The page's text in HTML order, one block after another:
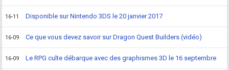
16-11 Disponible sur Nintendo 3DS le 20 janvier 2017
16-09 Ce que vous devez savoir sur Dragon Quest Builders (vidéo)
16-09 Le RPG culte débarque avec des graphismes 3D le 16 septembre